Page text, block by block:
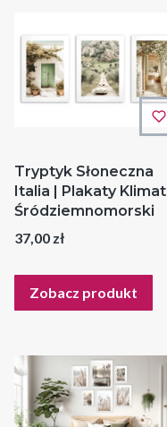
Tryptyk Słoneczna
Italia | Plakaty Klimat
Śródziemnomorski
Cena
37,00 zł
Zobacz produkt